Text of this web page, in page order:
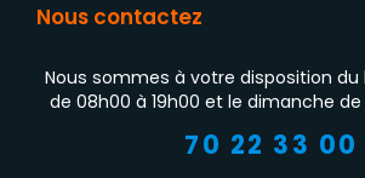
Nous contactez
Nous sommes à votre disposition du
de 08h00 à 19h00 et le dimanche de
70 22 33 00